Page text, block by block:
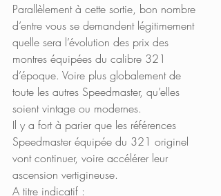
Parallèlement à cette sortie, bon nombre
d’entre vous se demandent légitimement
quelle sera l’évolution des prix des
montres équipées du calibre 321
d’époque. Voire plus globalement de
toute les autres Speedmaster, qu’elles
soient vintage ou modernes.
Il y a fort à parier que les références
Speedmaster équipée du 321 originel
vont continuer, voire accélérer leur
ascension vertigineuse.
A titre indicatif :